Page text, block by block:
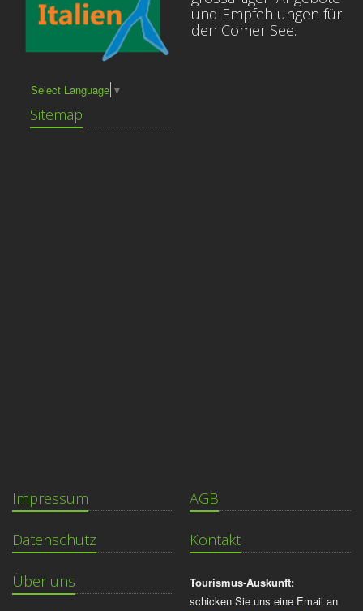
Select Language ▼
Sitemap
und Empfehlungen für
den Comer See.
Impressum
Datenschutz
Über uns
AGB
Kontakt
Tourismus-Auskunft:
schicken Sie uns eine Email an